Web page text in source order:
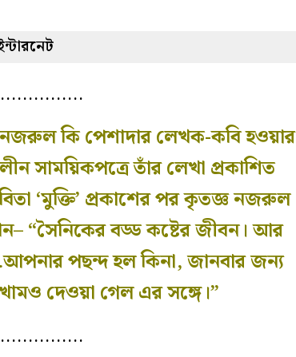
নজরুল কি পেশাদার লেখক-কবি হওয়ার
সাময়িকপত্রে তাঁর লেখা প্রকাশিত
‘মুক্তি’ প্রকাশের পর কৃতজ্ঞ নজরুল
“সৈনিকের বড্ড কষ্টের জীবন। আর
পছন্দ হল কিনা, জানবার জন্য
দেওয়া গেল এর সঙ্গে।”